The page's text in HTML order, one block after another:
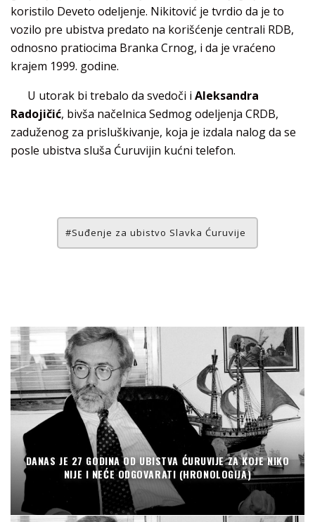
koristilo Deveto odeljenje. Nikitović je tvrdio da je to
vozilo pre ubistva predato na korišćenje centrali RDB,
odnosno pratiocima Branka Crnog, i da je vraćeno
krajem 1999. godine.
U utorak bi trebalo da svedoči i Aleksandra
Radojičić, bivša načelnica Sedmog odeljenja CRDB,
zaduženog za prisluškivanje, koja je izdala nalog da se
posle ubistva sluša Ćuruvijin kućni telefon.
Suđenje za ubistvo Slavka Ćuruvije
DANAS JE 27 GODINA OD UBISTVA ĆURUVIJE ZA KOJE NIKO
NIJE I NEĆE ODGOVARATI (HRONOLOGIJA)